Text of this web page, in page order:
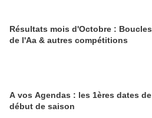
Résultats mois d'Octobre : Boucles
de l'Aa & autres compétitions
A vos Agendas : les 1ères dates de
début de saison